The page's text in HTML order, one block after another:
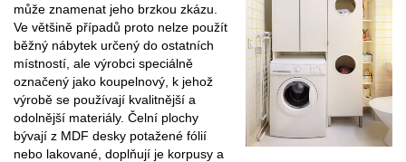
může znamenat jeho brzkou zkázu.
Ve většině případů proto nelze použít
běžný nábytek určený do ostatních
místností, ale výrobci speciálně
označený jako koupelnový, k jehož
výrobě se používají kvalitnější a
odolnější materiály. Čelní plochy
bývají z MDF desky potažené fólií
nebo lakované, doplňují je korpusy a